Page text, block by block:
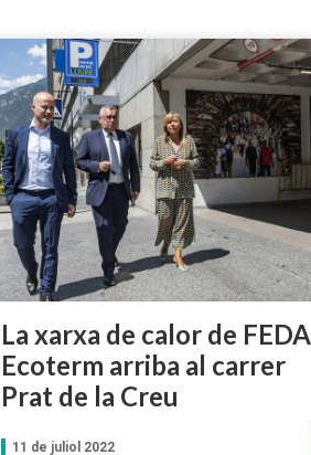
La xarxa de calor de FEDA
Ecoterm arriba al carrer
Prat de la Creu
11 de juliol 2022